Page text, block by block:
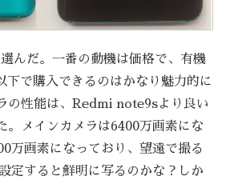
んだ。一番の動機は価格で、有機
下で購入できるのはかなり魅力的に
の性能は、Redmi note9sより良い
。メインカメラは6400万画素にな
万画素になっており、望遠で撮る
定すると鮮明に写るのかな？しか